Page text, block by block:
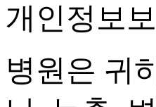
개인정보
병원은 귀